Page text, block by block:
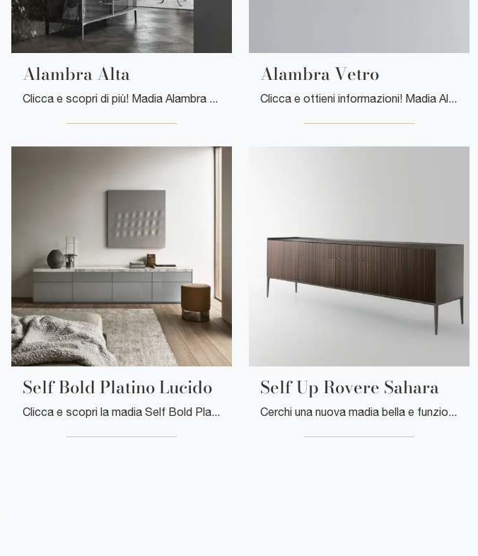
Alambra Alta Alambra Vetro
Self Bold Platino Lucido
Clicca e scopri la madia Self Bold Platino Lucido Rimadesio: se cerchi mobili in vetro per stanze moderne, questa è il miglior acquisto per te!
Self Up Rovere Sahara
Cerchi una nuova madia bella e funzionale dalle linee moderne? Ti offriamo il modello Self Up Rovere Sahara di Rimadesio, realizzato in legno.